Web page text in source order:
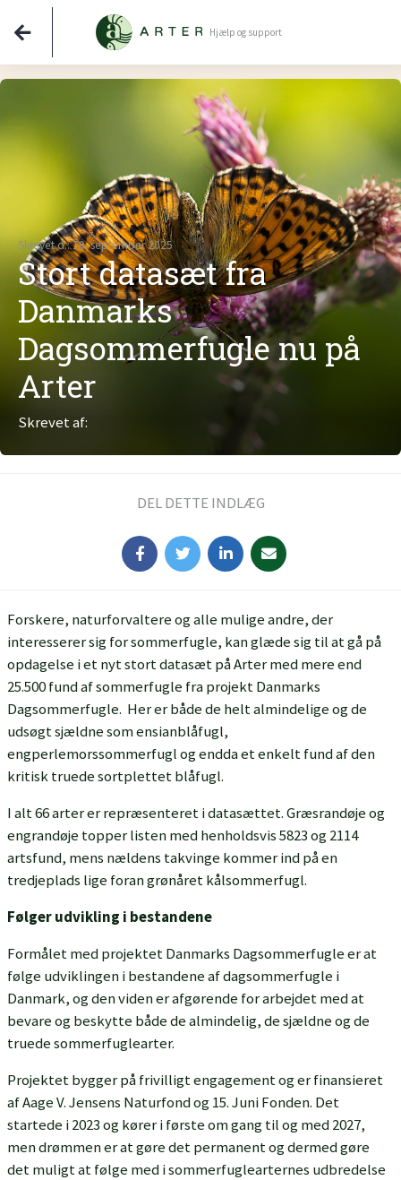
Hjælp og support
Skrevet d.: 10. september 2025
Stort datasæt fra
Danmarks
Dagsommerfugle nu på
Arter
Skrevet af:
DEL DETTE INDLÆG
Forskere, naturforvaltere og alle mulige andre, der
interesserer sig for sommerfugle, kan glæde sig til at gå på
opdagelse i et nyt stort datasæt på Arter med mere end
25.500 fund af sommerfugle fra projekt Danmarks
Dagsommerfugle. Her er både de helt almindelige og de
udsøgt sjældne som ensianblåfugl,
engperlemorssommerfugl og endda et enkelt fund af den
kritisk truede sortplettet blåfugl.
I alt 66 arter er repræsenteret i datasættet. Græsrandøje og
engrandøje topper listen med henholdsvis 5823 og 2114
artsfund, mens nældens takvinge kommer ind på en
tredjeplads lige foran grønåret kålsommerfugl.
Følger udvikling i bestandene
Formålet med projektet Danmarks Dagsommerfugle er at
følge udviklingen i bestandene af dagsommerfugle i
Danmark, og den viden er afgørende for arbejdet med at
bevare og beskytte både de almindelig, de sjældne og de
truede sommerfuglearter.
Projektet bygger på frivilligt engagement og er finansieret
af Aage V. Jensens Naturfond og 15. Juni Fonden. Det
startede i 2023 og kører i første om gang til og med 2027,
men drømmen er at gøre det permanent og dermed gøre
det muligt at følge med i sommerfuglearternes udbredelse